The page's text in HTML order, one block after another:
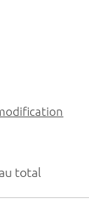
total